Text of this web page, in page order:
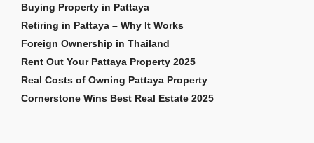
Buying Property in Pattaya
Retiring in Pattaya – Why It Works
Foreign Ownership in Thailand
Rent Out Your Pattaya Property 2025
Real Costs of Owning Pattaya Property
Cornerstone Wins Best Real Estate 2025